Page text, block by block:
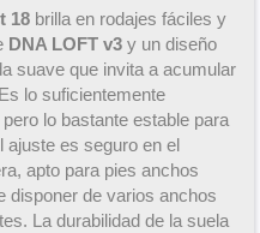
18 brilla en rodajes fáciles y
DNA LOFT v3 y un diseño
suave que invita a acumular
lo suficientemente
lo bastante estable para
ajuste es seguro en el
apto para pies anchos
disponer de varios anchos
La durabilidad de la suela